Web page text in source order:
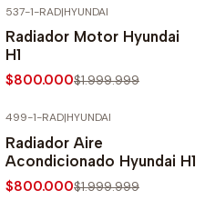
537-1-RAD|HYUNDAI
Radiador Motor Hyundai
H1
$800.000$1.999.999
499-1-RAD|HYUNDAI
Radiador Aire
Acondicionado Hyundai H1
$800.000$1.999.999